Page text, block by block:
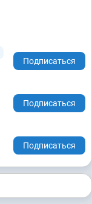
Подписаться
Подписаться
Подписаться